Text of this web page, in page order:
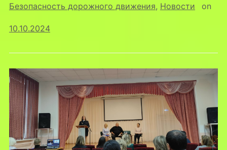
Безопасность дорожного движения, Новости on
10.10.2024